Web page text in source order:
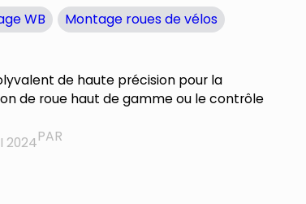
WB Montage roues de vélos
de haute précision pour la
de roue haut de gamme ou le contrôle
2024PAR